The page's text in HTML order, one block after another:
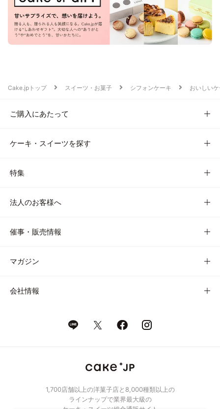
Cake.jpトップ スイーツ・お菓子 シフォンケーキ おいしい
ご購入にあたって
ケーキ・スイーツを探す
特集
法人のお客様へ
催事・販売情報
マガジン
会社情報
1,700店舗以上の洋菓子店と8,000種類以上の
ラインナップで業界最大級の